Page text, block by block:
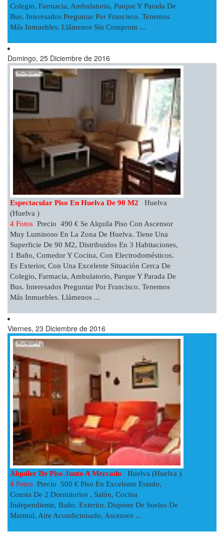
Colegio, Farmacia, Ambulatorio, Parque Y Parada De
Bus. Interesados Preguntar Por Francisco. Tenemos
Más Inmuebles. Llámenos Sin Comprom ...
Domingo, 25 Diciembre de 2016
Espectacular Piso En Huelva De 90 M2
Huelva
(Huelva )
4 Fotos Precio 490 € Se Alquila Piso Con Ascensor
Muy Luminoso En La Zona De Huelva. Tiene Una
Superficie De 90 M2, Distribuidos En 3 Habitaciones,
1 Baño, Comedor Y Cocina, Con Electrodomésticos.
Es Exterior, Con Una Excelente Situación Cerca De
Colegio, Farmacia, Ambulatorio, Parque Y Parada De
Bus. Interesados Preguntar Por Francisco. Tenemos
Más Inmuebles. Llámenos ...
Viernes, 23 Diciembre de 2016
Alquiler De Piso Junto A Mercado
Huelva (Huelva )
4 Fotos Precio 500 € Piso En Excelente Estado,
Consta De 2 Dormitorios , Salón, Cocina
Independiente, Baño. Exterior. Dispone De Suelos De
Marmol, Aire Acondicionado, Ascensor ...